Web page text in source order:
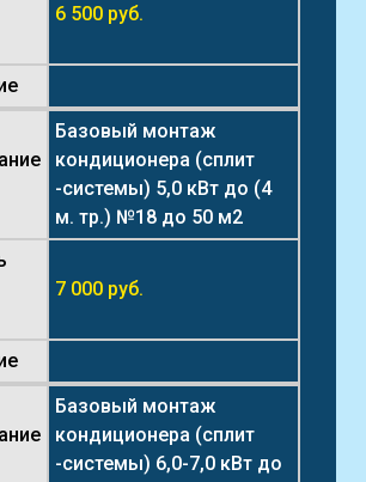
6 500 руб.
Базовый монтаж
кондиционера (сплит
-системы) 5,0 кВт до (4
м. тр.) №18 до 50 м2
7 000 руб.
Базовый монтаж
кондиционера (сплит
-системы) 6,0-7,0 кВт до